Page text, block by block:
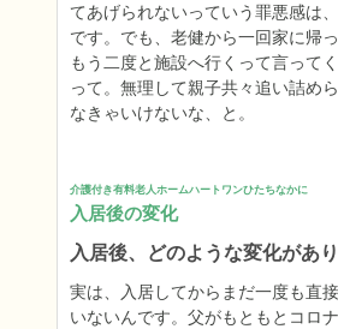
てあげられないっていう罪悪感は
です。でも、老健から一回家に帰
もう二度と施設へ行くって言って
って。無理して親子共々追い詰め
なきゃいけないな、と。
介護付き有料老人ホームハートワンひたちなかに
入居後の変化
入居後、どのような変化があ
実は、入居してからまだ一度も直
いないんです。父がもともとコロ